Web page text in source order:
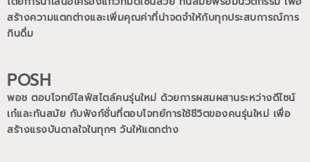
สร้างความแตกต่างและเพิ่มคุณค่าที่น่าจดจำให้กับทุกประสบการณ์การ
กินดื่ม
POSH
พอช ตอบโจทย์ไลฟ์สไตล์คนรุ่นใหม่ ด้วยการผสมผสานระหว่างดีไซน์
เก๋และทันสมัย กับฟังก์ชั่นที่ตอบโจทย์การใช้ชีวิตของคนรุ่นใหม่ เพื่อ
สร้างแรงบันดาลใจในทุกๆ วันให้แตกต่าง